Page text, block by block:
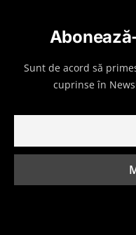
Sunt de acord să
cuprinse în